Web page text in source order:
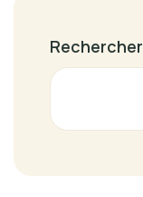
Rechercher